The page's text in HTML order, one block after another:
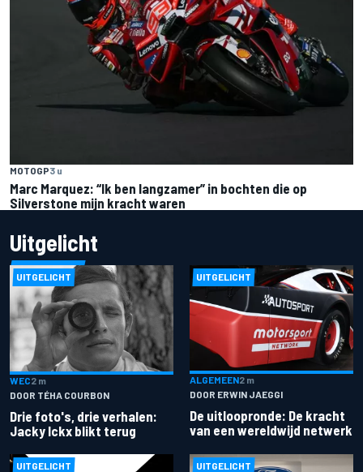
MOTOGP3 u
Marc Marquez: “Ik ben langzamer” in bochten die op
Silverstone mijn kracht waren
Uitgelicht
UITGELICHT
WEC2 m
DOOR TÉHA COURBON
Drie foto's, drie verhalen:
Jacky Ickx blikt terug
UITGELICHT
ALGEMEEN2 m
DOOR ERWIN JAEGGI
De uitloopronde: De kracht
van een wereldwijd netwerk
UITGELICHT UITGELICHT